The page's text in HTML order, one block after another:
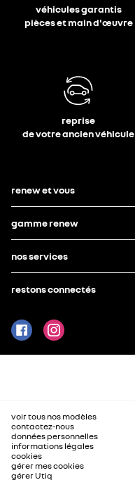
véhicules garantis
pièces et main d'œuvre
reprise
de votre ancien véhicule
renew et vous
gamme renew
nos services
restons connectés
voir tous nos modèles
contactez-nous
données personnelles
informations légales
cookies
gérer mes cookies
gérer Utiq